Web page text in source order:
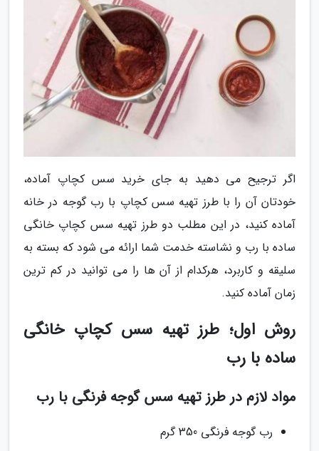
اگر ترجیح می دهید به جای خرید سس کچاپ آماده،
خودتان آن را با طرز تهیه سس کچاپ با رب گوجه در خانه
آماده کنید، در این مطلب دو طرز تهیه سس کچاپ خانگی
ساده با رب و نشاسته خدمت شما ارائه می شود که بسته به
سلیقه و کاربرد، هرکدام از آن ها را می توانید در کم ترین
زمان آماده کنید.
روش اول؛ طرز تهیه سس کچاپ خانگی
ساده با رب
مواد لازم در طرز تهیه سس گوجه فرنگی با رب
رب گوجه فرنگی 350 گرم